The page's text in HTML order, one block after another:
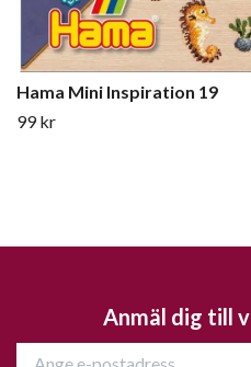
Hama Mini Inspiration 19
99 kr
Anmäl dig till